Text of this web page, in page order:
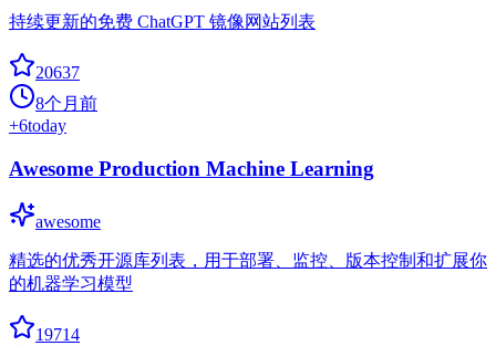
持续更新的免费 ChatGPT 镜像网站列表
20637
8个月前
+6today
Awesome Production Machine Learning
awesome
精选的优秀开源库列表，用于部署、监控、版本控制和扩展你
的机器学习模型
19714